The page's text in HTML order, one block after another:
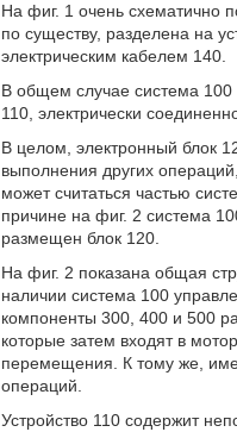
На фиг. 1 очень схематично
по существу, разделена на
электрическим кабелем 140.
В общем случае система 100
110, электрически
В целом, электронный блок
выполнения других
может считаться частью
причине на фиг. 2 система
размещен блок 120.
На фиг. 2 показана общая
наличии система 100
компоненты 300, 400 и 500
которые затем входят в
перемещения. К тому же,
операций.
Устройство 110 содержит